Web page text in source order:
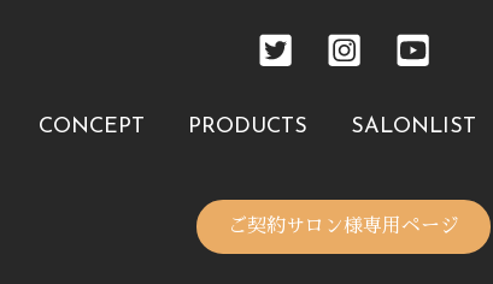
CONCEPT PRODUCTS SALONLIST
ご契約サロン様専用ページ